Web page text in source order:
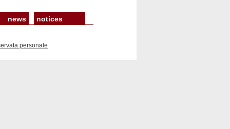
news notices
personale